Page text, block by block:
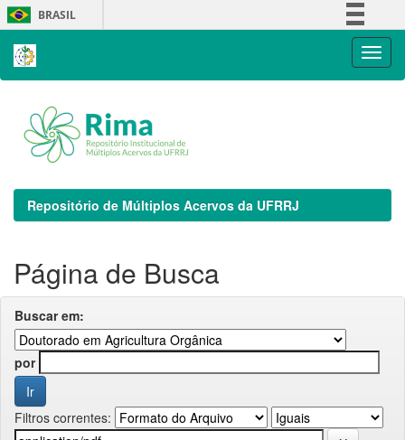
Skip
navigation
BRASIL
Repositório de Múltiplos Acervos da UFRRJ
Página de Busca
Buscar em:
por
Filtros correntes: